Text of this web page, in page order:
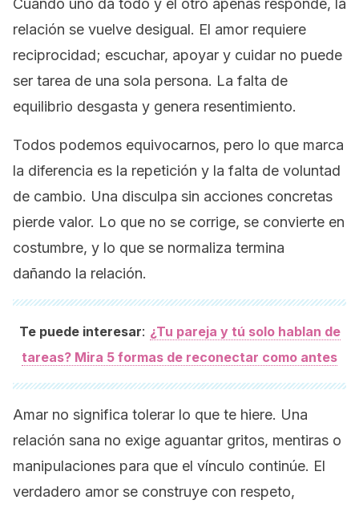
Cuando uno da todo y el otro apenas responde, la
relación se vuelve desigual. El amor requiere
reciprocidad; escuchar, apoyar y cuidar no puede
ser tarea de una sola persona. La falta de
equilibrio desgasta y genera resentimiento.
Todos podemos equivocarnos, pero lo que marca
la diferencia es la repetición y la falta de voluntad
de cambio. Una disculpa sin acciones concretas
pierde valor. Lo que no se corrige, se convierte en
costumbre, y lo que se normaliza termina
dañando la relación.
Te puede interesar: ¿Tu pareja y tú solo hablan de
tareas? Mira 5 formas de reconectar como antes
Amar no significa tolerar lo que te hiere. Una
relación sana no exige aguantar gritos, mentiras o
manipulaciones para que el vínculo continúe. El
verdadero amor se construye con respeto,